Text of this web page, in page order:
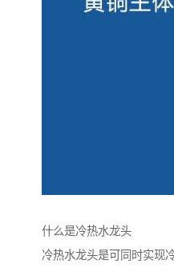
什么是冷热水龙头
冷热水龙头是可同时实现